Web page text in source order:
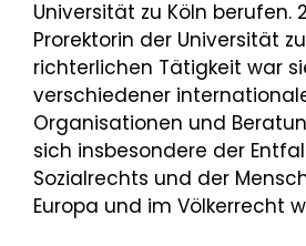
Universität zu Köln berufen.
Prorektorin der Universität
richterlichen Tätigkeit war
verschiedener
Organisationen und
sich insbesondere der
Sozialrechts und der
Europa und im Völkerrecht